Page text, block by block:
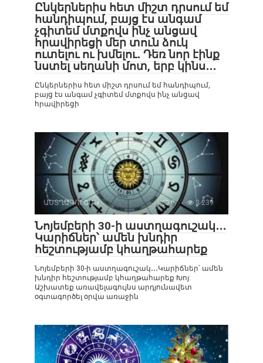
Ընկերներիս հետ միշտ դրսում եմ
հանդիպում, բայց էս անգամ
չգիտեմ մտքովս ինչ անցավ
հրավիրեցի մեր տուն ձուկ
ուտելու ու խմելու․ Դեռ նոր էինք
նստել սեղանի մոտ, երբ կինս․․․
Ընկերներիս հետ միշտ դրսում եմ հանդիպում,
բայց էս անգամ չգիտեմ մտքովս ինչ անցավ
հրավիրեցի
ԱՍՏՂԱԳՈՒՇԱԿ 0 3 239
Նոյեմբերի 30-ի աստղագուշակ․․․
Կարիճներ՝ ամեն խնդիր
հեշտությամբ կհաղթահարեք
Նոյեմբերի 30-ի աստղագուշակ․․․Կարիճներ՝ ամեն
խնդիր հեշտությամբ կհաղթահարեք Խոյ:
Աշխատեք առավելագույնս արդյունավետ
օգտագործել օրվա առաջին